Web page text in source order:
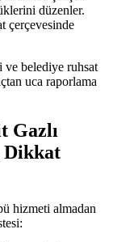
düzenler.
çerçevesinde
ve belediye ruhsat
uca raporlama
Gazlı
Dikkat
hizmeti almadan